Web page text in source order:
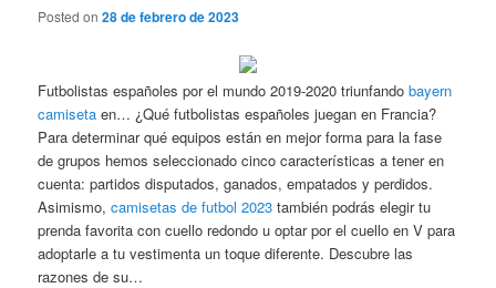
Posted on28 de febrero de 2023
Futbolistas españoles por el mundo 2019-2020 triunfandobayern
camiseta en… ¿Qué futbolistas españoles juegan en Francia?
Para determinar qué equipos están en mejor forma para la fase
de grupos hemos seleccionado cinco características a tener en
cuenta: partidos disputados, ganados, empatados y perdidos.
Asimismo,camisetas de futbol 2023 también podrás elegir tu
prenda favorita con cuello redondo u optar por el cuello en V para
adoptarle a tu vestimenta un toque diferente. Descubre las
razones de su…